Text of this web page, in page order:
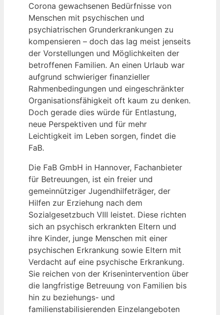
Corona gewachsenen Bedürfnisse von
Menschen mit psychischen und
psychiatrischen Grunderkrankungen zu
kompensieren – doch das lag meist jenseits
der Vorstellungen und Möglichkeiten der
betroffenen Familien. An einen Urlaub war
aufgrund schwieriger finanzieller
Rahmenbedingungen und eingeschränkter
Organisationsfähigkeit oft kaum zu denken.
Doch gerade dies würde für Entlastung,
neue Perspektiven und für mehr
Leichtigkeit im Leben sorgen, findet die
FaB.
Die FaB GmbH in Hannover, Fachanbieter
für Betreuungen, ist ein freier und
gemeinnütziger Jugendhilfeträger, der
Hilfen zur Erziehung nach dem
Sozialgesetzbuch VIII leistet. Diese richten
sich an psychisch erkrankten Eltern und
ihre Kinder, junge Menschen mit einer
psychischen Erkrankung sowie Eltern mit
Verdacht auf eine psychische Erkrankung.
Sie reichen von der Krisenintervention über
die langfristige Betreuung von Familien bis
hin zu beziehungs- und
familienstabilisierenden Einzelangeboten